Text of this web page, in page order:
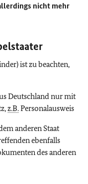
nicht mehr
ist zu beachten,
Deutschland nur mit
z.B.Personalausweis
anderen Staat
ebenfalls
des anderen